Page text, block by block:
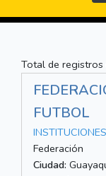
Total de
FUTBOL
INSTITUCIONES
Federación
Ciudad: